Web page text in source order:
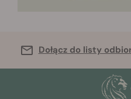
Dołącz do listy